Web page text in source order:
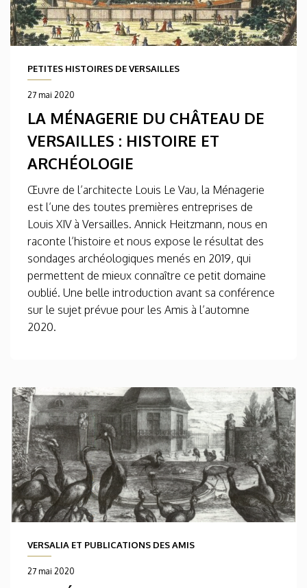
PETITES HISTOIRES DE VERSAILLES
27 mai 2020
LA MÉNAGERIE DU CHÂTEAU DE
VERSAILLES : HISTOIRE ET
ARCHÉOLOGIE
Œuvre de l’architecte Louis Le Vau, la Ménagerie
est l’une des toutes premières entreprises de
Louis XIV à Versailles. Annick Heitzmann, nous en
raconte l’histoire et nous expose le résultat des
sondages archéologiques menés en 2019, qui
permettent de mieux connaître ce petit domaine
oublié. Une belle introduction avant sa conférence
sur le sujet prévue pour les Amis à l’automne
2020.
VERSALIA ET PUBLICATIONS DES AMIS
27 mai 2020